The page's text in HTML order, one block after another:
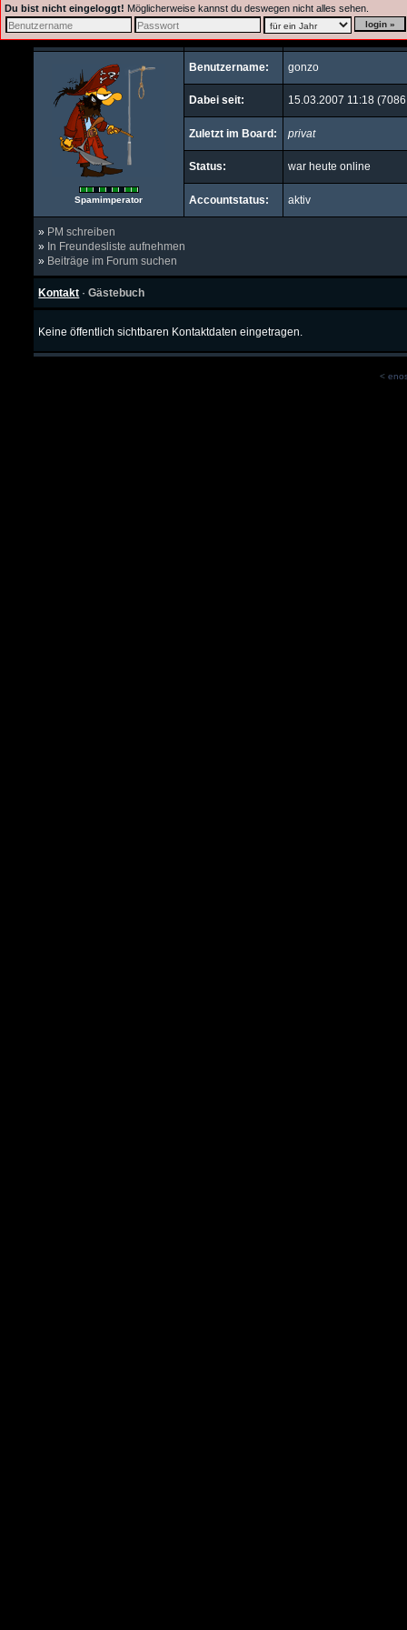
Du bist nicht eingeloggt! Möglicherweise kannst du deswegen nicht alles sehen.
Spamimperator
Benutzername: gonzo
Dabei seit: 15.03.2007 11:18
Zuletzt im Board: privat
Status: war heute online
Accountstatus: aktiv
» PM schreiben
» In Freundesliste aufnehmen
» Beiträge im Forum suchen
Kontakt ·Gästebuch
Keine öffentlich sichtbaren Kontaktdaten eingetragen.
<